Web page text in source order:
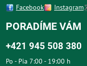
Facebook Instagram
PORADÍME VÁM
+421 945 508 380
Po - Pia 7:00 - 19:00 h